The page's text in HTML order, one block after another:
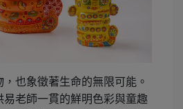
也象徵著生命的無限可能。
老師一貫的鮮明色彩與童趣